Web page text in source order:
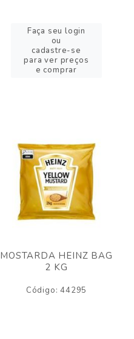
Faça seu login
ou
cadastre-se
para ver preços
e comprar
MOSTARDA HEINZ BAG
2 KG
Código: 44295